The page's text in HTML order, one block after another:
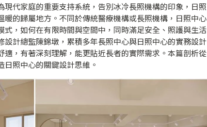
代家庭的重要支持系統，告別冰冷長照機構的印象，日照
的歸屬地方。不同於傳統醫療機構或長照機構，日照中心
，如何在有限時間與空間中，同時滿足安全、照護與生活
計總監陳錦墩，累積多年長照中心與日照中心的實務設計
，有著深刻理解，能更貼近長者的實際需求。本篇剖析從
照中心的關鍵設計思維。